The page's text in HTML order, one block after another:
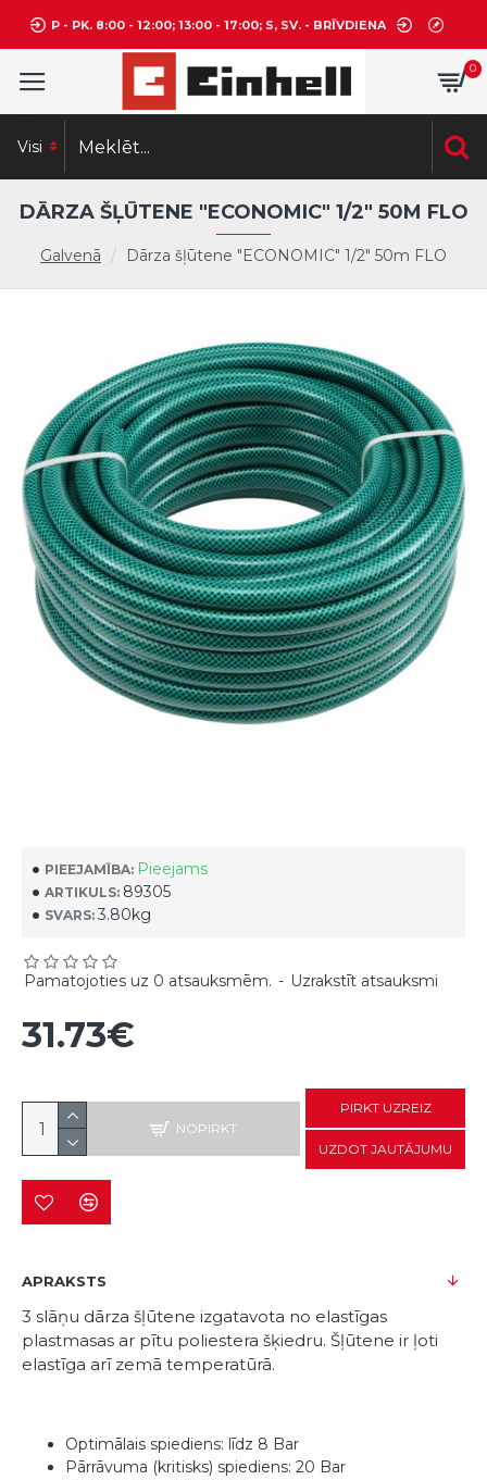
P - PK. 8:00 - 12:00; 13:00 - 17:00; S, SV. - BRĪVDIENA
0
Visi
Galvenā Dārza šļūtene "ECONOMIC" 1/2" 50m FLO
DĀRZA ŠĻŪTENE "ECONOMIC" 1/2" 50M FLO
PIEEJAMĪBA: Pieejams
ARTIKULS: 89305
SVARS: 3.80kg
Pamatojoties uz 0 atsauksmēm. - Uzrakstīt atsauksmi
31.73€
NOPIRKT
PIRKT UZREIZ
UZDOT JAUTĀJUMU
APRAKSTS
3 slāņu dārza šļūtene izgatavota no elastīgas
plastmasas ar pītu poliestera šķiedru. Šļūtene ir ļoti
elastīga arī zemā temperatūrā.
Optimālais spiediens: līdz 8 Bar
Pārrāvuma (kritisks) spiediens: 20 Bar